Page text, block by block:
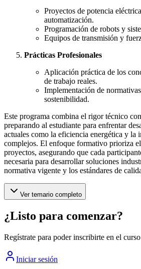
Proyectos de potencia
automatización.
Programación de robots y
Equipos de transmisión y
Prácticas Profesionales
Aplicación práctica de los
de trabajo reales.
Implementación de
sostenibilidad.
Este programa combina el rigor técnico
preparando al estudiante para enfrentar
actuales como la eficiencia energética y la
complejos. El enfoque formativo prioriza
proyectos, asegurando que cada
necesaria para desarrollar soluciones
normativa vigente y los estándares de
Ver temario completo
¿Listo para comenzar?
Regístrate para poder inscribirte en el curso
Iniciar sesión